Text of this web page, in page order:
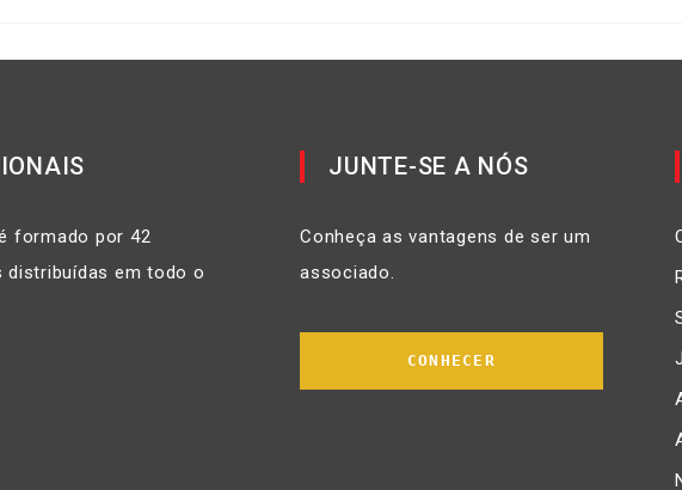
formado por 42
distribuídas em todo o
JUNTE-SE A NÓS
Conheça as vantagens de ser um
associado.
CONHECER